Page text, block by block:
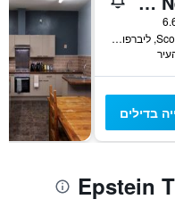
344 Scotland Road, ליברפול, בריטניה
בדילים